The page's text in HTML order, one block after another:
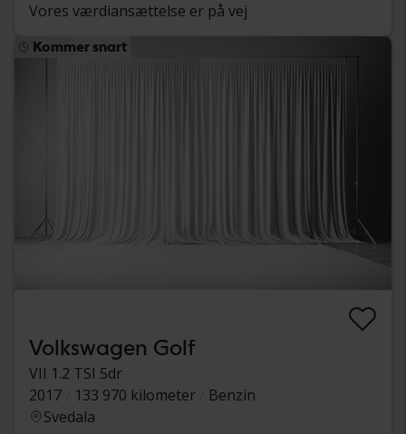
Vores værdiansættelse er på vej
Kommer snart
Volkswagen Golf
VII 1.2 TSI 5dr
2017
133 970 kilometer
Benzin
Svedala